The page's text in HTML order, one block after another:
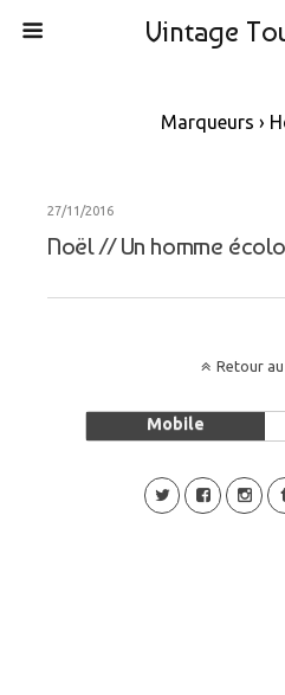
Vintage
Marqueurs ›
27/11/2016
Noël // Un homme écolo
Retour
Mobile